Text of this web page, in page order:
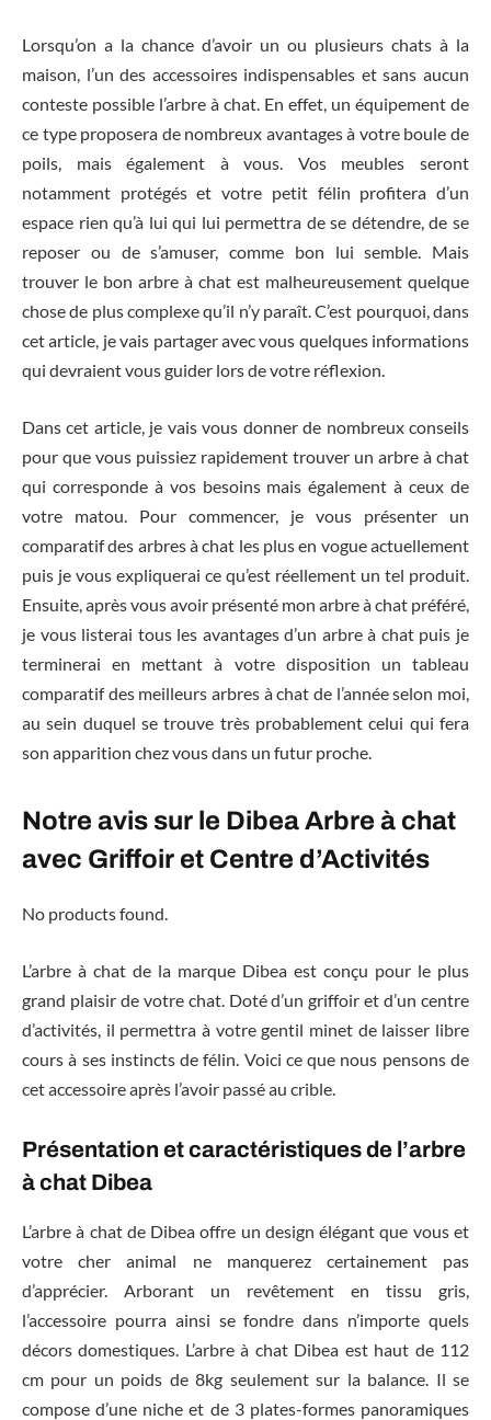
Lorsqu’on a la chance d’avoir un ou plusieurs chats à la
maison, l’un des accessoires indispensables et sans aucun
conteste possible l’arbre à chat. En effet, un équipement de
ce type proposera de nombreux avantages à votre boule de
poils, mais également à vous. Vos meubles seront
notamment protégés et votre petit félin profitera d’un
espace rien qu’à lui qui lui permettra de se détendre, de se
reposer ou de s’amuser, comme bon lui semble. Mais
trouver le bon arbre à chat est malheureusement quelque
chose de plus complexe qu’il n’y paraît. C’est pourquoi, dans
cet article, je vais partager avec vous quelques informations
qui devraient vous guider lors de votre réflexion.
Dans cet article, je vais vous donner de nombreux conseils
pour que vous puissiez rapidement trouver un arbre à chat
qui corresponde à vos besoins mais également à ceux de
votre matou. Pour commencer, je vous présenter un
comparatif des arbres à chat les plus en vogue actuellement
puis je vous expliquerai ce qu’est réellement un tel produit.
Ensuite, après vous avoir présenté mon arbre à chat préféré,
je vous listerai tous les avantages d’un arbre à chat puis je
terminerai en mettant à votre disposition un tableau
comparatif des meilleurs arbres à chat de l’année selon moi,
au sein duquel se trouve très probablement celui qui fera
son apparition chez vous dans un futur proche.
Notre avis sur le Dibea Arbre à chat
avec Griffoir et Centre d’Activités
No products found.
L’arbre à chat de la marque Dibea est conçu pour le plus
grand plaisir de votre chat. Doté d’un griffoir et d’un centre
d’activités, il permettra à votre gentil minet de laisser libre
cours à ses instincts de félin. Voici ce que nous pensons de
cet accessoire après l’avoir passé au crible.
Présentation et caractéristiques de l’arbre
à chat Dibea
L’arbre à chat de Dibea offre un design élégant que vous et
votre cher animal ne manquerez certainement pas
d’apprécier. Arborant un revêtement en tissu gris,
l’accessoire pourra ainsi se fondre dans n’importe quels
décors domestiques. L’arbre à chat Dibea est haut de 112
cm pour un poids de 8kg seulement sur la balance. Il se
compose d’une niche et de 3 plates-formes panoramiques